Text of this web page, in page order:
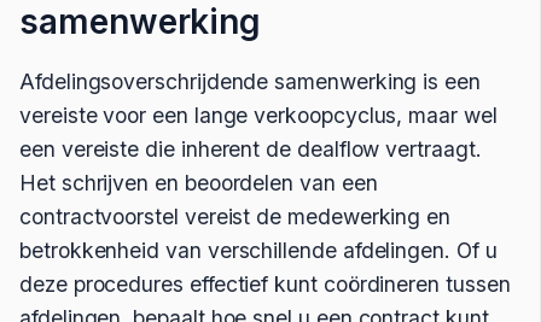
samenwerking
Afdelingsoverschrijdende samenwerking is een
vereiste voor een lange verkoopcyclus, maar wel
een vereiste die inherent de dealflow vertraagt.
Het schrijven en beoordelen van een
contractvoorstel vereist de medewerking en
betrokkenheid van verschillende afdelingen. Of u
deze procedures effectief kunt coördineren tussen